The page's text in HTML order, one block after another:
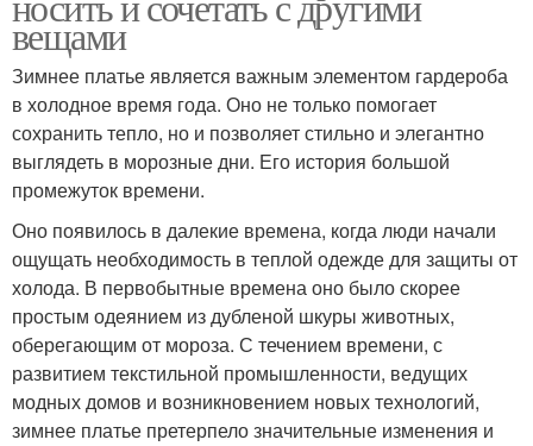
вещами
Зимнее платье является важным элементом гардероба
в холодное время года. Оно не только помогает
сохранить тепло, но и позволяет стильно и элегантно
выглядеть в морозные дни. Его история большой
промежуток времени.
Оно появилось в далекие времена, когда люди начали
ощущать необходимость в теплой одежде для защиты от
холода. В первобытные времена оно было скорее
простым одеянием из дубленой шкуры животных,
оберегающим от мороза. С течением времени, с
развитием текстильной промышленности, ведущих
модных домов и возникновением новых технологий,
зимнее платье претерпело значительные изменения и